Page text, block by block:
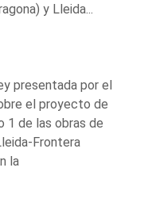
y Lleida...
presentada por el
el proyecto de
1 de las obras de
Frontera
la